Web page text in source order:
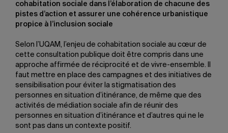
cohabitation sociale dans l’élaboration de chacune des
pistes d’action et assurer une cohérence urbanistique
propice à l’inclusion sociale
Selon l’UQAM, l’enjeu de cohabitation sociale au cœur de
cette consultation publique doit être compris dans une
approche affirmée de réciprocité et de vivre-ensemble. Il
faut mettre en place des campagnes et des initiatives de
sensibilisation pour éviter la stigmatisation des
personnes en situation d’itinérance, de même que des
activités de médiation sociale afin de réunir des
personnes en situation d’itinérance et d’autres qui ne le
sont pas dans un contexte positif.